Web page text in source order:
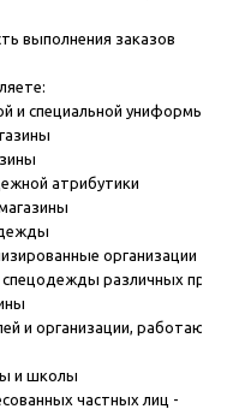
выполнения заказов
и специальной униформы -
атрибутики
организации
различных
и организации, работающие в
и школы
частных лиц -